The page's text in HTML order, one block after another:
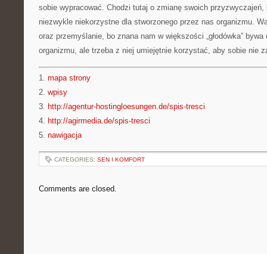
sobie wypracować. Chodzi tutaj o zmianę swoich przyzwyczajeń,
niezwykle niekorzystne dla stworzonego przez nas organizmu.
oraz przemyślanie, bo znana nam w większości „głodówka”
organizmu, ale trzeba z niej umiejętnie korzystać, aby sobie nie
1. mapa strony
2. wpisy
3. http://agentur-hostingloesungen.de/spis-tresci
4. http://agirmedia.de/spis-tresci
5. nawigacja
CATEGORIES: SEN I KOMFORT
Comments are closed.